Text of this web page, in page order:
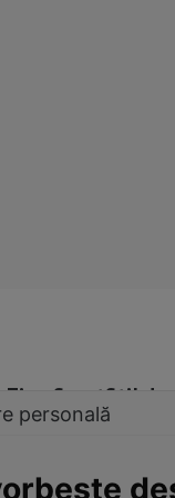
SportStil de
personală